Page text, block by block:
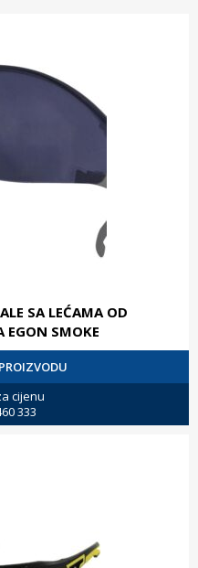
SA LEĆAMA OD
EGON SMOKE
cijenu
333